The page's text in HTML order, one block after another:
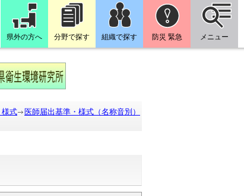
県外の方へ 分野で探す 組織で探す 防災 緊急 メニュー
様式
医師届出基準・様式（名称音別）